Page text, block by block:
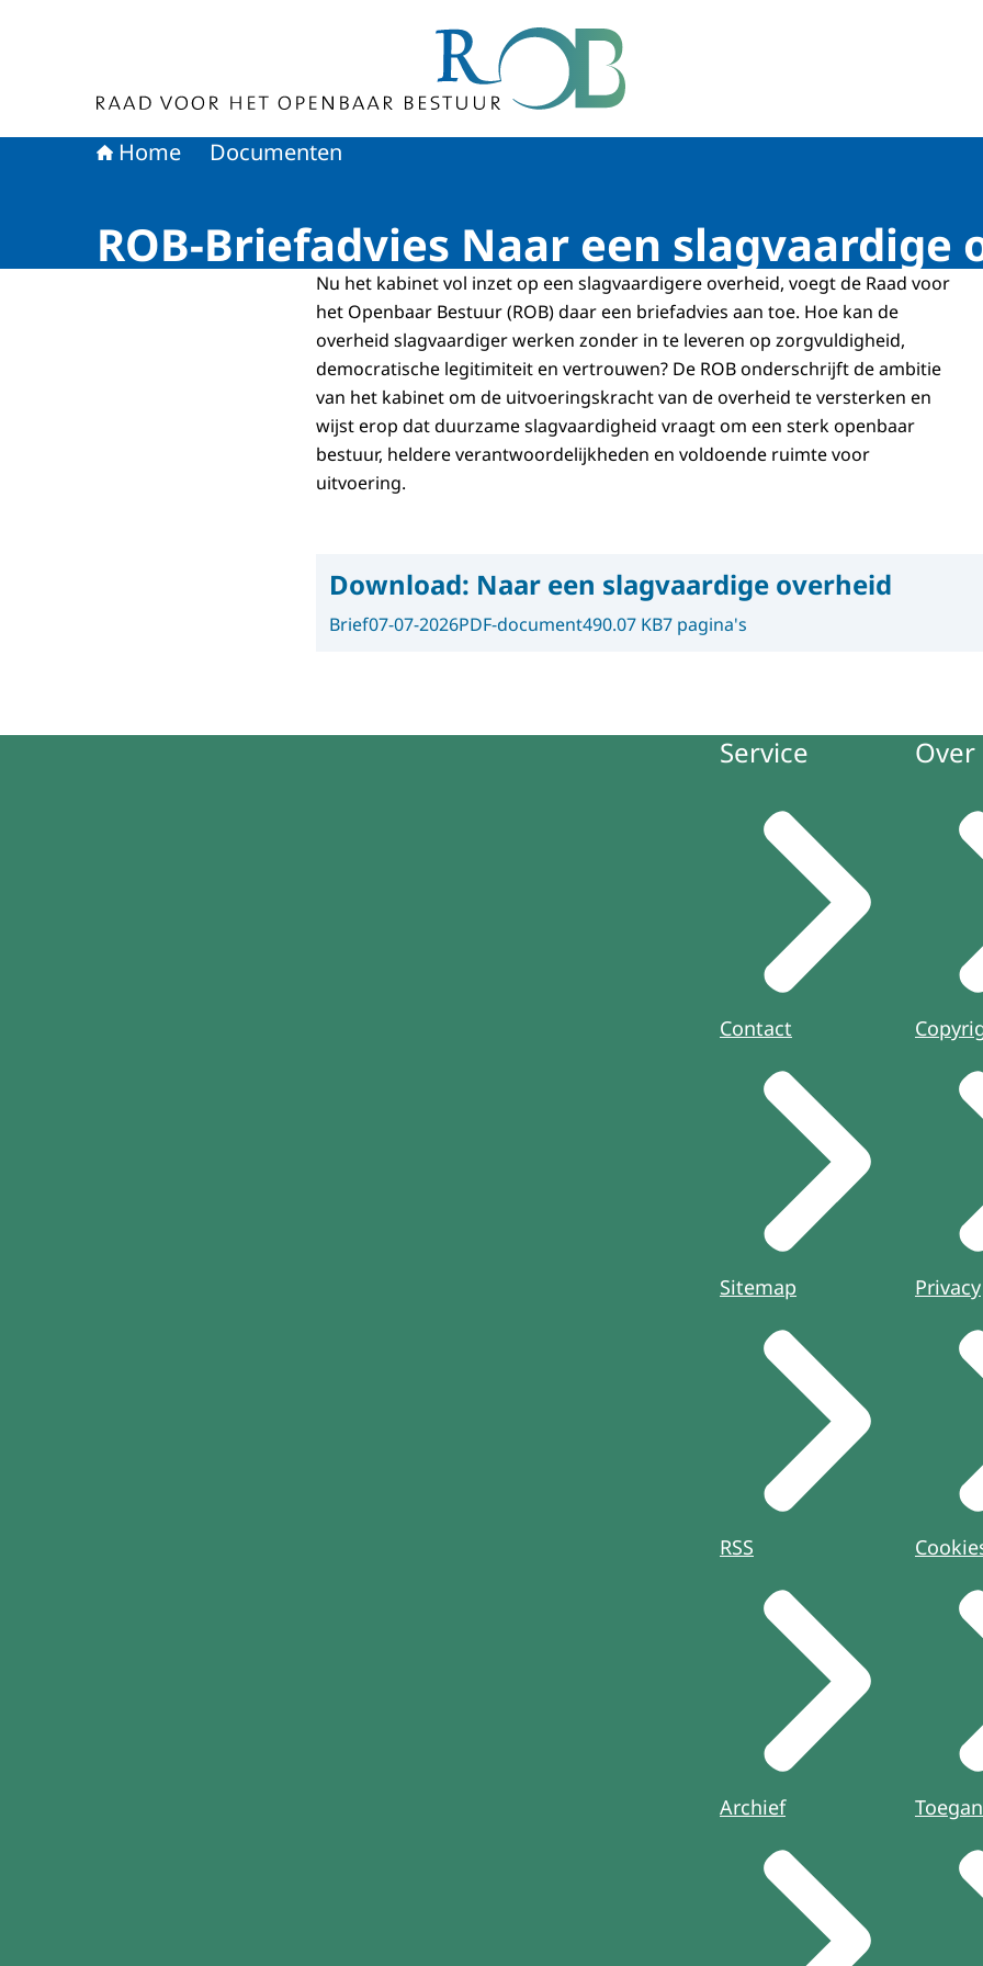
Home Documenten
ROB-Briefadvies Naar een slagvaardige
Nu het kabinet vol inzet op een slagvaardigere overheid, voegt de Raad voor
het Openbaar Bestuur (ROB) daar een briefadvies aan toe. Hoe kan de
overheid slagvaardiger werken zonder in te leveren op zorgvuldigheid,
democratische legitimiteit en vertrouwen? De ROB onderschrijft de ambitie
van het kabinet om de uitvoeringskracht van de overheid te versterken en
wijst erop dat duurzame slagvaardigheid vraagt om een sterk openbaar
bestuur, heldere verantwoordelijkheden en voldoende ruimte voor
uitvoering.
Download: Naar een slagvaardige overheid
Brief07-07-2026PDF-document490.07 KB7 pagina's
Service
Contact
Sitemap
RSS
Archief
Privacy